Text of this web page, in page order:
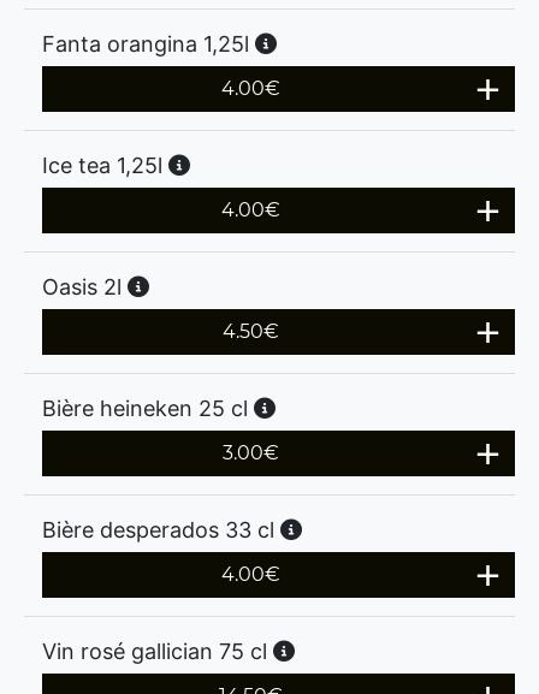
Fanta orangina 1,25l
4.00€
Ice tea 1,25l
4.00€
Oasis 2l
4.50€
Bière heineken 25 cl
3.00€
Bière desperados 33 cl
4.00€
Vin rosé gallician 75 cl